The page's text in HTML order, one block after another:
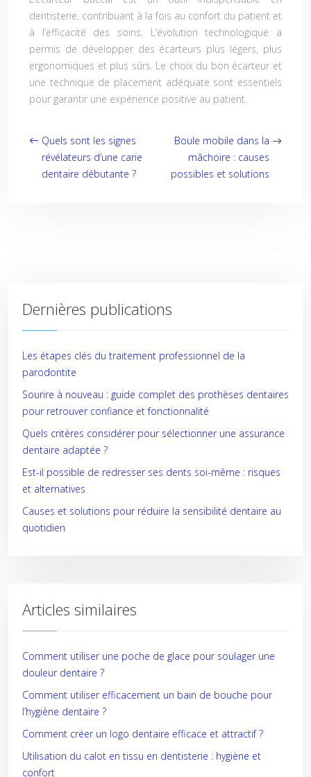
dentisterie, contribuant à la fois au confort du patient et
à l’efficacité des soins. L’évolution technologique a
permis de développer des écarteurs plus légers, plus
ergonomiques et plus sûrs. Le choix du bon écarteur et
une technique de placement adéquate sont essentiels
pour garantir une expérience positive au patient.
Quels sont les signes
révélateurs d’une carie
dentaire débutante ?
Boule mobile dans la
mâchoire : causes
possibles et solutions
Dernières publications
Les étapes clés du traitement professionnel de la
parodontite
Sourire à nouveau : guide complet des prothèses dentaires
pour retrouver confiance et fonctionnalité
Quels critères considérer pour sélectionner une assurance
dentaire adaptée ?
Est-il possible de redresser ses dents soi-même : risques
et alternatives
Causes et solutions pour réduire la sensibilité dentaire au
quotidien
Articles similaires
Comment utiliser une poche de glace pour soulager une
douleur dentaire ?
Comment utiliser efficacement un bain de bouche pour
l’hygiène dentaire ?
Comment créer un logo dentaire efficace et attractif ?
Utilisation du calot en tissu en dentisterie : hygiène et
confort